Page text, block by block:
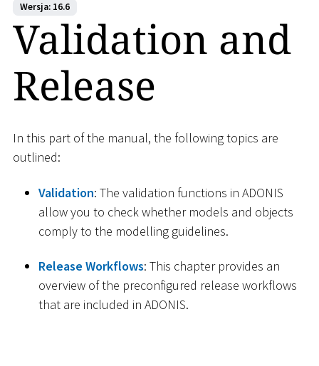
Wersja: 16.6
Validation and
Release
In this part of the manual, the following topics are
outlined:
Validation: The validation functions in ADONIS
allow you to check whether models and objects
comply to the modelling guidelines.
Release Workflows: This chapter provides an
overview of the preconfigured release workflows
that are included in ADONIS.